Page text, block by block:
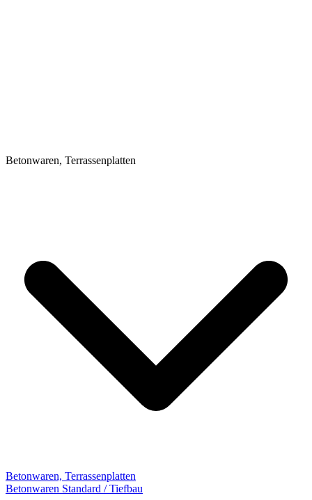
Betonwaren, Terrassenplatten
Betonwaren, Terrassenplatten
Betonwaren Standard / Tiefbau